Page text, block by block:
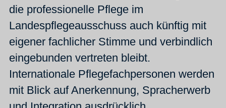
die professionelle Pflege im
Landespflegeausschuss auch künftig mit
eigener fachlicher Stimme und verbindlich
eingebunden vertreten bleibt.
Internationale Pflegefachpersonen werden
mit Blick auf Anerkennung, Spracherwerb